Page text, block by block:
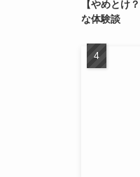
【やめとけ
な体験談